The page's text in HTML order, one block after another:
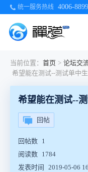
统一服务热线 4006-
当前位置： 首页 > 论坛交
希望能在测试--
回帖
回帖数 1
阅读数 1784
发表时间
2019-05-06